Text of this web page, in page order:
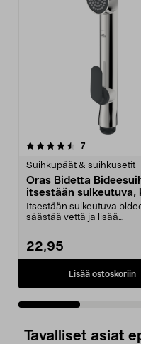
7arvostelut
Suihkupäät & suihkusetit
Oras Bidetta
itsestään sulkeutuva,
Itsestään sulkeutuva
säästää vettä ja lisää
22,95
Lisää ostoskoriin
4.5 viidestä
Tavalliset asiat